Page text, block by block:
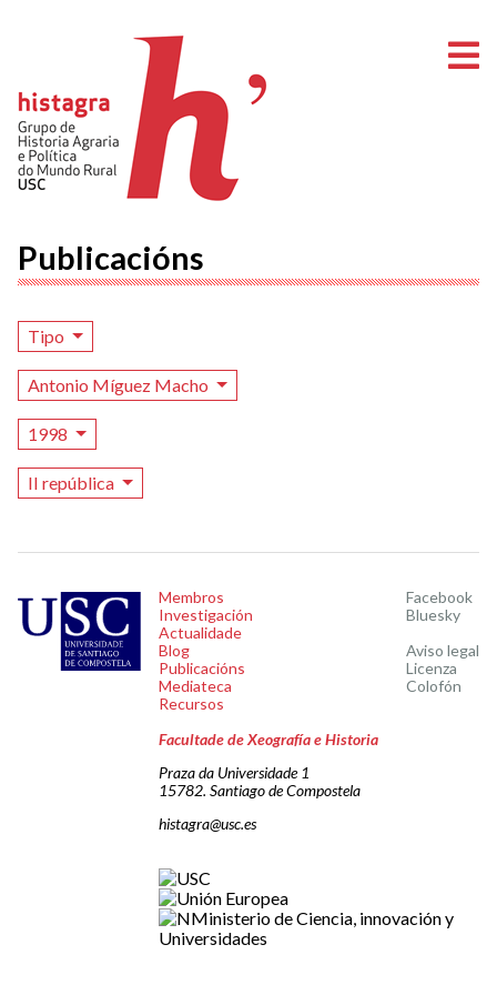
Publicacións
Tipo
Antonio Míguez Macho
1998
II república
Membros
Investigación
Actualidade
Blog
Publicacións
Mediateca
Recursos
Facebook
Bluesky
Aviso legal
Licenza
Colofón
Facultade de Xeografía e Historia
Praza da Universidade 1
15782. Santiago de Compostela
histagra@usc.es